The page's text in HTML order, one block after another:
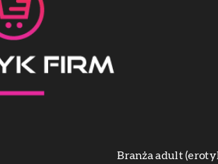
Branża adult